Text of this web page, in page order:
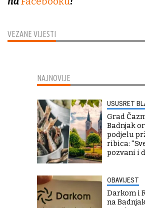
VEZANE VIJESTI
NAJNOVIJE
USUSRET
Grad
Badnjak
podjelu
ribica:
pozvani i
OBAVIJEST
Darkom i
na